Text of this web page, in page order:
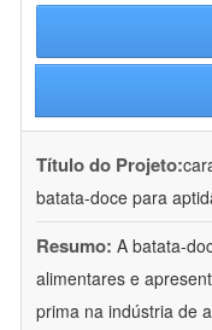
Título do Projeto:
batata-doce para
Resumo: A batata-
alimentares e
prima na indústria de